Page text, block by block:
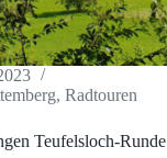
, Radtouren
Teufelsloch-Runde